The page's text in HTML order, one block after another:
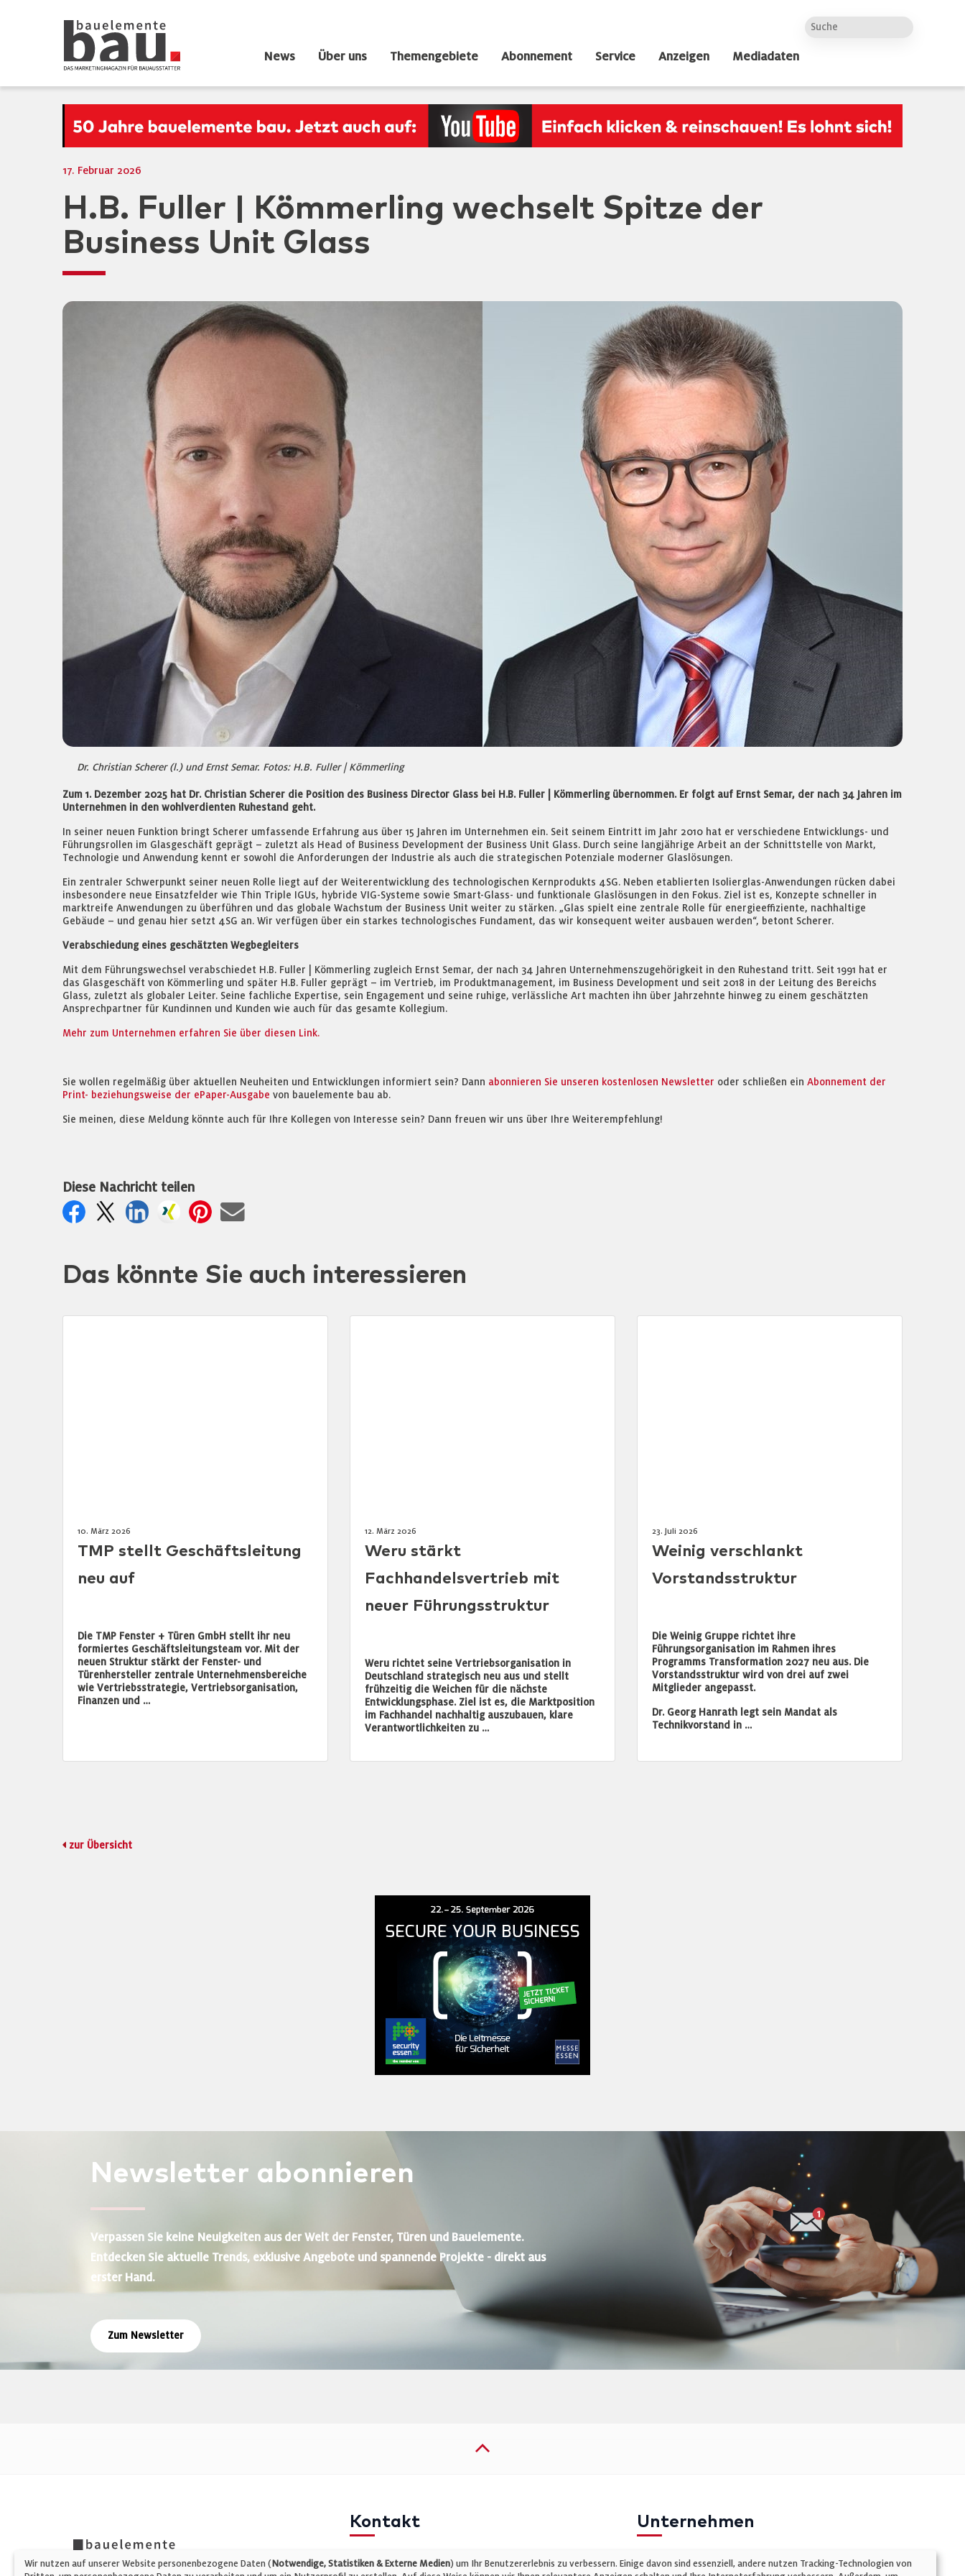
News Über uns Themengebiete Abonnement Service Anzeigen Mediadaten
17. Februar 2026
H.B. Fuller | Kömmerling wechselt Spitze der
Business Unit Glass
Dr. Christian Scherer (l.) und Ernst Semar. Fotos: H.B. Fuller | Kömmerling
Zum 1. Dezember 2025 hat Dr. Christian Scherer die Position des Business Director Glass bei H.B. Fuller | Kömmerling übernommen. Er folgt auf Ernst Semar, der nach 34 Jahren im
Unternehmen in den wohlverdienten Ruhestand geht.
In seiner neuen Funktion bringt Scherer umfassende Erfahrung aus über 15 Jahren im Unternehmen ein. Seit seinem Eintritt im Jahr 2010 hat er verschiedene Entwicklungs- und
Führungsrollen im Glasgeschäft geprägt – zuletzt als Head of Business Development der Business Unit Glass. Durch seine langjährige Arbeit an der Schnittstelle von Markt,
Technologie und Anwendung kennt er sowohl die Anforderungen der Industrie als auch die strategischen Potenziale moderner Glaslösungen.
Ein zentraler Schwerpunkt seiner neuen Rolle liegt auf der Weiterentwicklung des technologischen Kernprodukts 4SG. Neben etablierten Isolierglas-Anwendungen rücken dabei
insbesondere neue Einsatzfelder wie Thin Triple IGUs, hybride VIG-Systeme sowie Smart-Glass- und funktionale Glaslösungen in den Fokus. Ziel ist es, Konzepte schneller in
marktreife Anwendungen zu überführen und das globale Wachstum der Business Unit weiter zu stärken. „Glas spielt eine zentrale Rolle für energieeffiziente, nachhaltige
Gebäude – und genau hier setzt 4SG an. Wir verfügen über ein starkes technologisches Fundament, das wir konsequent weiter ausbauen werden“, betont Scherer.
Verabschiedung eines geschätzten Wegbegleiters
Mit dem Führungswechsel verabschiedet H.B. Fuller | Kömmerling zugleich Ernst Semar, der nach 34 Jahren Unternehmenszugehörigkeit in den Ruhestand tritt. Seit 1991 hat er
das Glasgeschäft von Kömmerling und später H.B. Fuller geprägt – im Vertrieb, im Produktmanagement, im Business Development und seit 2018 in der Leitung des Bereichs
Glass, zuletzt als globaler Leiter. Seine fachliche Expertise, sein Engagement und seine ruhige, verlässliche Art machten ihn über Jahrzehnte hinweg zu einem geschätzten
Ansprechpartner für Kundinnen und Kunden wie auch für das gesamte Kollegium.
Mehr zum Unternehmen erfahren Sie über diesen Link.
Sie wollen regelmäßig über aktuellen Neuheiten und Entwicklungen informiert sein? Dann abonnieren Sie unseren kostenlosen Newsletter oder schließen ein Abonnement der
Print- beziehungsweise der ePaper-Ausgabe von bauelemente bau ab.
Sie meinen, diese Meldung könnte auch für Ihre Kollegen von Interesse sein? Dann freuen wir uns über Ihre Weiterempfehlung!
Diese Nachricht teilen
Das könnte Sie auch interessieren
10. März 2026
TMP stellt Geschäftsleitung
neu auf
Die TMP Fenster + Türen GmbH stellt ihr neu
formiertes Geschäftsleitungsteam vor. Mit der
neuen Struktur stärkt der Fenster- und
Türenhersteller zentrale Unternehmensbereiche
wie Vertriebsstrategie, Vertriebsorganisation,
Finanzen und …
12. März 2026
Weru stärkt
Fachhandelsvertrieb mit
neuer Führungsstruktur
Weru richtet seine Vertriebsorganisation in
Deutschland strategisch neu aus und stellt
frühzeitig die Weichen für die nächste
Entwicklungsphase. Ziel ist es, die Marktposition
im Fachhandel nachhaltig auszubauen, klare
Verantwortlichkeiten zu …
23. Juli 2026
Weinig verschlankt
Vorstandsstruktur
Die Weinig Gruppe richtet ihre
Führungsorganisation im Rahmen ihres
Programms Transformation 2027 neu aus. Die
Vorstandsstruktur wird von drei auf zwei
Mitglieder angepasst.
Dr. Georg Hanrath legt sein Mandat als
Technikvorstand in …
zur Übersicht
Newsletter abonnieren
Verpassen Sie keine Neuigkeiten aus der Welt der Fenster, Türen und Bauelemente.
Entdecken Sie aktuelle Trends, exklusive Angebote und spannende Projekte - direkt aus
erster Hand.
Zum Newsletter
Kontakt
E-Mail:info@bauelemente-bau.eu
Unternehmen
Wir nutzen auf unserer Website personenbezogene Daten (Notwendige, Statistiken & Externe Medien) um Ihr Benutzererlebnis zu verbessern. Einige davon sind essenziell, andere nutzen Tracking-Technologien von